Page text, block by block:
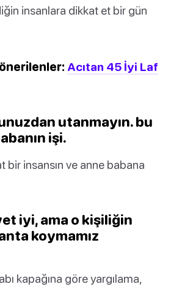
insanlara dikkat et bir gün
Acıtan 45 İyi Laf
utanmayın. bu
işi.
bir insansın ve anne babana
iyi, ama o kişiliğin
koymamız
kapağına göre yargılama,